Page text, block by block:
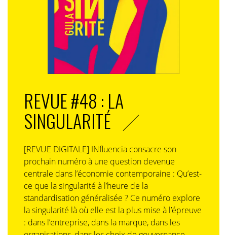
REVUE #48 : LA
SINGULARITÉ
[REVUE DIGITALE] INfluencia consacre son
prochain numéro à une question devenue
centrale dans l’économie contemporaine : Qu’est-
ce que la singularité à l’heure de la
standardisation généralisée ? Ce numéro explore
la singularité là où elle est la plus mise à l’épreuve
: dans l’entreprise, dans la marque, dans les